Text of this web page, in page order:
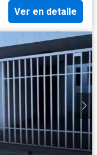
Ver en detalle